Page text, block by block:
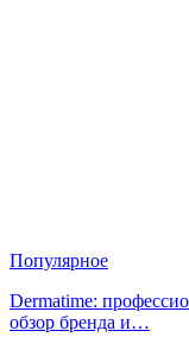
Популярное
Dermatime:
обзор бренда и…